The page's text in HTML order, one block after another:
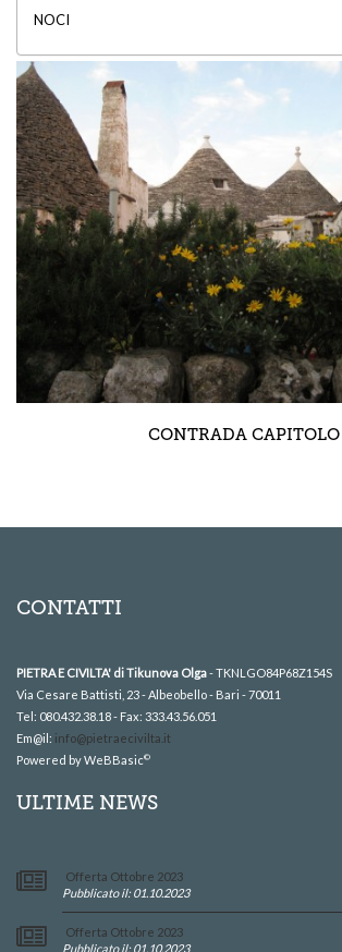
NOCI
CONTRADA CAPITOLO
CONTATTI
PIETRA E CIVILTA' di Tikunova Olga- TKNLGO84P68Z154S
Via Cesare Battisti, 23 - Albeobello - Bari - 70011
Tel: 080.432.38.18 - Fax: 333.43.56.051
Em@il: info@pietraecivilta.it
Powered by WeBBasic©
ULTIME NEWS
Offerta Ottobre 2023
Pubblicato il: 01.10.2023
Offerta Ottobre 2023
Pubblicato il: 01.10.2023